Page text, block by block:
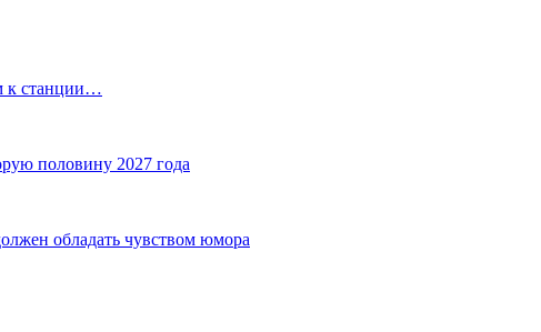
к станции…
половину 2027 года
обладать чувством юмора